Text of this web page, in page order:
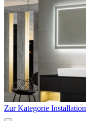
Zur Kategorie Installation